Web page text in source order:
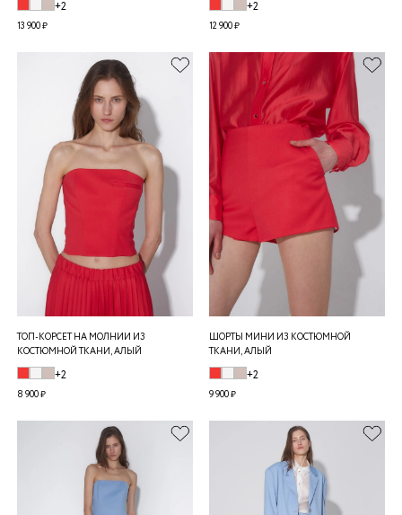
+2
13 900 ₽
+2
12 900 ₽
ТОП-КОРСЕТ НА МОЛНИИ ИЗ
КОСТЮМНОЙ ТКАНИ, АЛЫЙ
+2
8 900 ₽
ШОРТЫ МИНИ ИЗ КОСТЮМНОЙ
ТКАНИ, АЛЫЙ
+2
9 900 ₽